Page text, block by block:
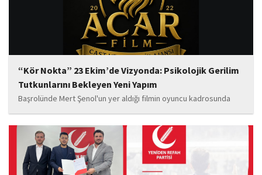
“Kör Nokta” 23 Ekim’de Vizyonda: Psikolojik Gerilim
Tutkunlarını Bekleyen Yeni Yapım
Başrolünde Mert Şenol'un yer aldığı filmin oyuncu kadrosunda
Esma Kıyanç, Ayşe Aktaş, Berna Kıyanç, Gökay Alpaslan Şahin,
Sema Yaldıran, Sıla Altıntaş, İsmail Akkoç, Celal Acar ve çocuk
oyuncu Görkem Akyol...